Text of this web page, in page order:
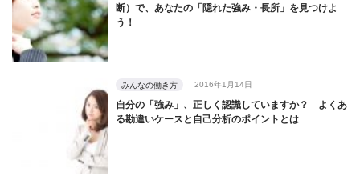
断）で、あなたの「隠れた強み・長所」を見つけよ
う！
みんなの働き方 2016年1月14日
自分の「強み」、正しく認識していますか？ よくあ
る勘違いケースと自己分析のポイントとは